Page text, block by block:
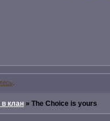
клан »The Choice is yours